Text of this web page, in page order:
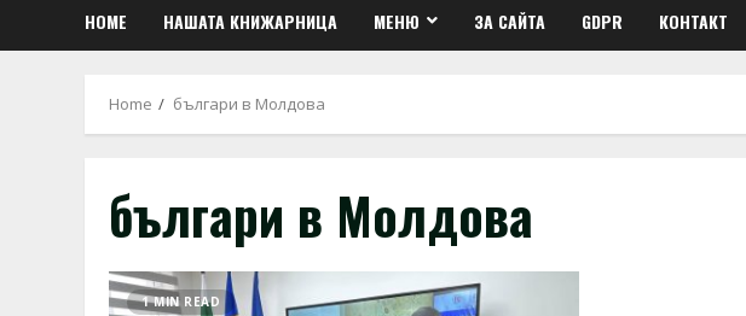
HOME НАШАТА КНИЖАРНИЦА МЕНЮ ЗА САЙТА GDPR КОНТАКТ
Home българи в Молдова
българи в Молдова
1 MIN READ